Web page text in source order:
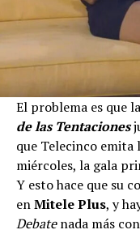
El problema es que
de las Tentaciones
que Telecinco emita
miércoles, la gala
Y esto hace que su
enMitele Plus, y
Debatenada más